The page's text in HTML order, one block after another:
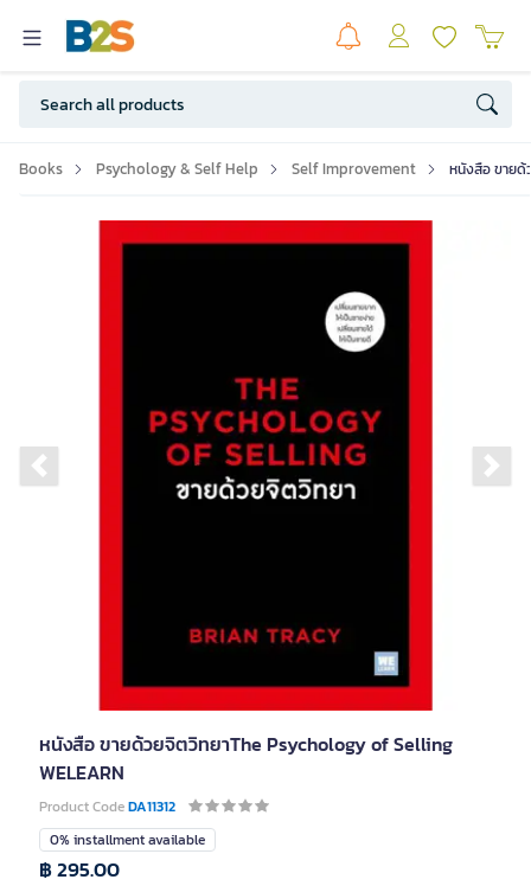
Books Psychology & Self Help Self Improvement หนังสือ ขายด้
Previous slide
หนังสือ ขายด้วยจิตวิทยาThe Psychology of Selling
WELEARN
Product CodeDA11312
0% installment available
฿ 295.00